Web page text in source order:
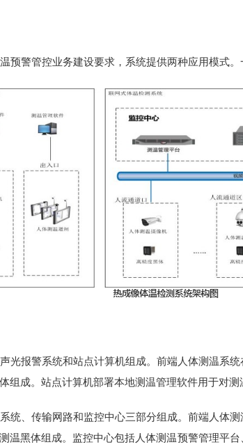
预警管控业务建设要求，系统提供两种应用模式
光报警系统和站点计算机组成。前端人体测温系
成。站点计算机部署本地测温管理软件用于对测
统、传输网路和监控中心三部分组成。前端人体
温黑体组成。监控中心包括人体测温预警管理平